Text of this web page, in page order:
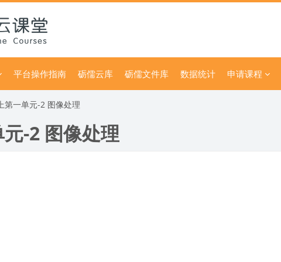
平台操作指南 砺儒云库 砺儒文件库 数据统计 申请课程
第一单元-2 图像处理
-2 图像处理